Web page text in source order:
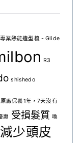
業熱能造型梳 - Glide
R3
shishedo
原廠保養1年，7天沒有
惠 受損髮質 喚
減少頭皮